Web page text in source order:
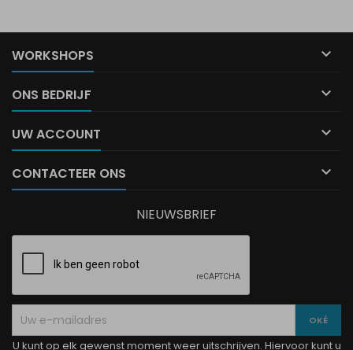
WORKSHOPS 
ONS BEDRIJF 
UW ACCOUNT 
CONTACTEER ONS 
NIEUWSBRIEF
U kunt op elk gewenst moment weer uitschrijven. Hiervoor kunt u